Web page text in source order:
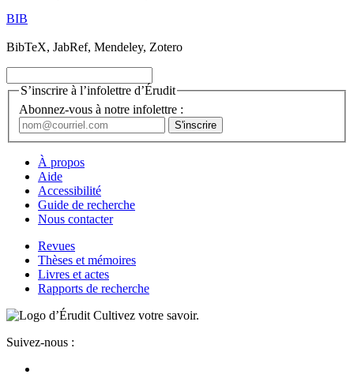
BIB
BibTeX, JabRef, Mendeley, Zotero
S’inscrire à l’infolettre d’Érudit
Abonnez-vous à notre infolettre :
À propos
Aide
Accessibilité
Guide de recherche
Nous contacter
Revues
Thèses et mémoires
Livres et actes
Rapports de recherche
Cultivez votre savoir.
Suivez-nous :